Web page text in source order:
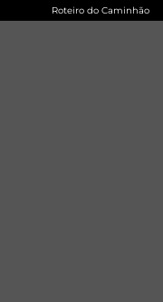
Roteiro do Caminhão